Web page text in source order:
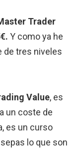
Trader
Y como ya he
de tres niveles
Value, es
un coste de
es un curso
lo que son